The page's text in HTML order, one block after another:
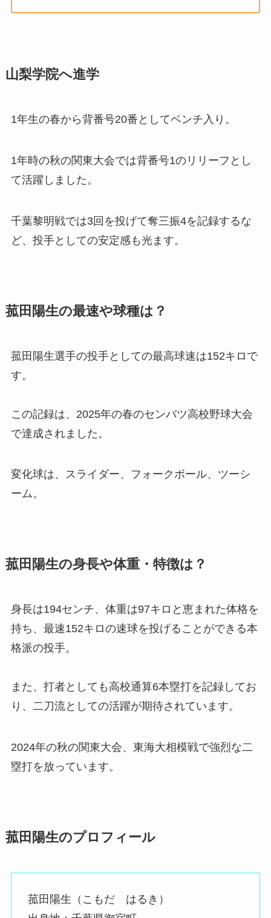
山梨学院へ進学
1年生の春から背番号20番としてベンチ入り。
1年時の秋の関東大会では背番号1のリリーフとし
て活躍しました。
千葉黎明戦では3回を投げて奪三振4を記録するな
ど、投手としての安定感も光ます。
菰田陽生の最速や球種は？
菰田陽生選手の投手としての最高球速は152キロで
す。
この記録は、2025年の春のセンバツ高校野球大会
で達成されました。
変化球は、スライダー、フォークボール、ツーシ
ーム。
菰田陽生の身長や体重・特徴は？
身長は194センチ、体重は97キロと恵まれた体格を
持ち、最速152キロの速球を投げることができる本
格派の投手。
また、打者としても高校通算6本塁打を記録してお
り、二刀流としての活躍が期待されています。
2024年の秋の関東大会、東海大相模戦で強烈な二
塁打を放っています。
菰田陽生のプロフィール
菰田陽生（こもだ はるき）